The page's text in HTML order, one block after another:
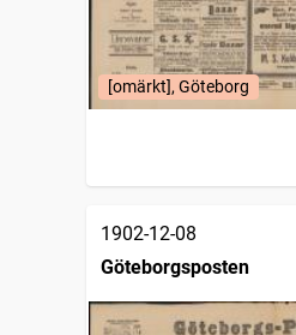
[omärkt], Göteborg
1902-12-08
Göteborgsposten